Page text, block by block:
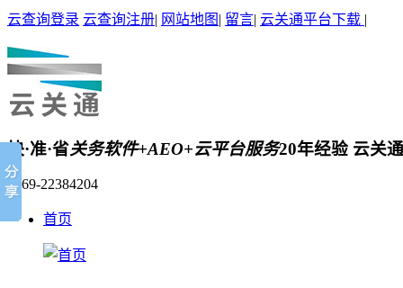
云查询登录 云查询注册| 网站地图 | 留言| 云关通平台下载 |
快·准·省关务软件+AEO+云平台服务20年经验 云关
0769-22384204
首页